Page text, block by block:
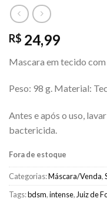
R$ 24,99
Mascara em tecido
Peso: 98 g. Material:
Antes e após o uso,
bactericida.
Fora de estoque
Categorias:Máscara/Venda,
Tags:bdsm,intense, Juiz de